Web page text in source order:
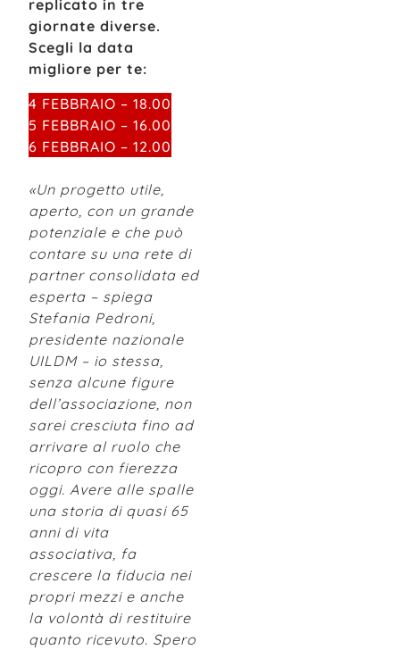
replicato in tre
giornate diverse.
Scegli la data
migliore per te:
4 FEBBRAIO – 18.00
5 FEBBRAIO – 16.00
6 FEBBRAIO – 12.00
«Un progetto utile,
aperto, con un grande
potenziale e che può
contare su una rete di
partner consolidata ed
esperta – spiega
Stefania Pedroni,
presidente nazionale
UILDM – io stessa,
senza alcune figure
dell’associazione, non
sarei cresciuta fino ad
arrivare al ruolo che
ricopro con fierezza
oggi. Avere alle spalle
una storia di quasi 65
anni di vita
associativa, fa
crescere la fiducia nei
propri mezzi e anche
la volontà di restituire
quanto ricevuto. Spero